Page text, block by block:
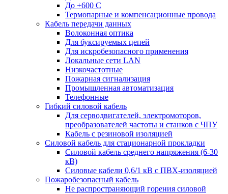
До +600 С
Термопарные и компенсационные провода
Кабель передачи данных
Волоконная оптика
Для буксируемых цепей
Для искробезопасного применения
Локальные сети LAN
Низкочастотные
Пожарная сигнализация
Промышленная автоматизация
Телефонные
Гибкий силовой кабель
Для серводвигателей, электромоторов,
преобразователей частоты и станков с ЧПУ
Кабель с резиновой изоляцией
Силовой кабель для стационарной прокладки
Силовой кабель среднего напряжения (6-30
кВ)
Силовые кабели 0,6/1 кВ с ПВХ-изоляцией
Пожаробезопасный кабель
Не распространяющий горения силовой